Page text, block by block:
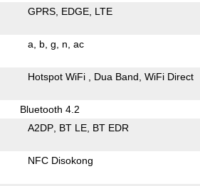
GPRS EDGE LTE
a b g n ac
Hotspot WiFi Dua Band WiFi Direct
Bluetooth 4.2
A2DP BT LE BT EDR
NFC Disokong